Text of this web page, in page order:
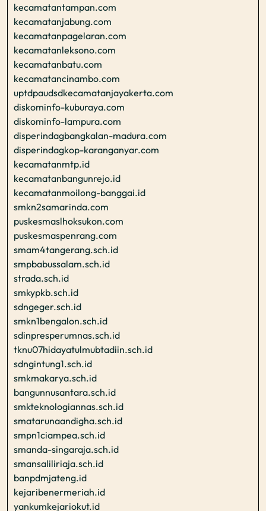
kecamatantampan.com
kecamatanjabung.com
kecamatanpagelaran.com
kecamatanleksono.com
kecamatanbatu.com
kecamatancinambo.com
uptdpaudsdkecamatanjayakerta.com
diskominfo-kuburaya.com
diskominfo-lampura.com
disperindagbangkalan-madura.com
disperindagkop-karanganyar.com
kecamatanmtp.id
kecamatanbangunrejo.id
kecamatanmoilong-banggai.id
smkn2samarinda.com
puskesmaslhoksukon.com
puskesmaspenrang.com
smam4tangerang.sch.id
smpbabussalam.sch.id
strada.sch.id
smkypkb.sch.id
sdngeger.sch.id
smkn1bengalon.sch.id
sdinpresperumnas.sch.id
tknu07hidayatulmubtadiin.sch.id
sdngintung1.sch.id
smkmakarya.sch.id
bangunnusantara.sch.id
smkteknologiannas.sch.id
smatarunaandigha.sch.id
smpn1ciampea.sch.id
smanda-singaraja.sch.id
smansaliliriaja.sch.id
banpdmjateng.id
kejaribenermeriah.id
yankumkejariokut.id